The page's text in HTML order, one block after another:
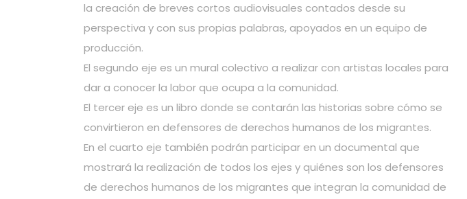
la creación de breves cortos audiovisuales contados desde su
perspectiva y con sus propias palabras, apoyados en un equipo de
producción.
El segundo eje es un mural colectivo a realizar con artistas locales para
dar a conocer la labor que ocupa a la comunidad.
El tercer eje es un libro donde se contarán las historias sobre cómo se
convirtieron en defensores de derechos humanos de los migrantes.
En el cuarto eje también podrán participar en un documental que
mostrará la realización de todos los ejes y quiénes son los defensores
de derechos humanos de los migrantes que integran la comunidad de